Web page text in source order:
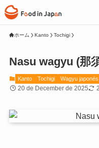
ホーム Kanto Tochigi
Nasu wagyu (那
Kanto Tochigi Wagyu japonés
20 de December de 2025